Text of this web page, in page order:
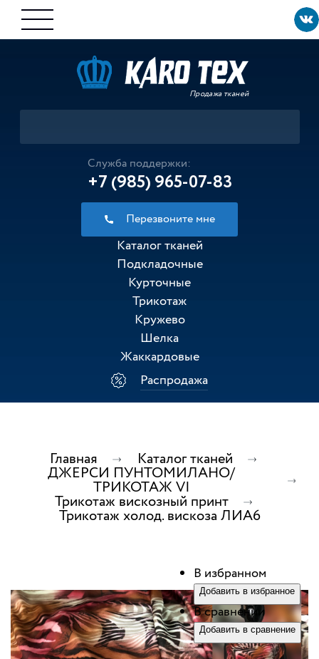
Продажа тканей
Служба поддержки:
+7 (985) 965-07-83
Перезвоните мне
Каталог тканей
Подкладочные
Курточные
Трикотаж
Кружево
Шелка
Жаккардовые
Распродажа
Главная Каталог тканей
ДЖЕРСИ ПУНТОМИЛАНО/
ТРИКОТАЖ VI
Трикотаж вискозный принт
Трикотаж холод. вискоза ЛИА6
В избранном
Добавить в избранное
В сравнении
Добавить в сравнение